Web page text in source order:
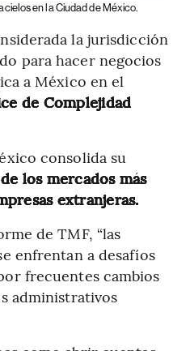
en la Ciudad de México.
la jurisdicción
para hacer negocios
a México en el
de Complejidad
consolida su
los mercados más
extranjeras.
de TMF, “las
enfrentan a desafíos
frecuentes cambios
administrativos